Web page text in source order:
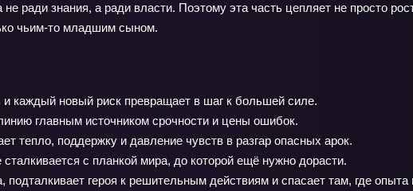
ради знания, а ради власти. Поэтому эта часть цепляет не просто
чьим-то младшим сыном.
каждый новый риск превращает в шаг к большей силе.
главным источником срочности и цены ошибок.
тепло, поддержку и давление чувств в разгар опасных арок.
с планкой мира, до которой ещё нужно дорасти.
героя к решительным действиям и спасает там, где опыта